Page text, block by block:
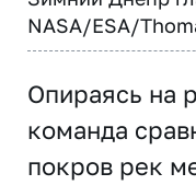
NASA/ESA/
Опираясь на
команда
покров рек